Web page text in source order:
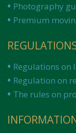
Photography
Premium
Regulations on
Regulation on
The rules on